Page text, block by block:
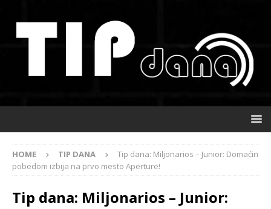
HOME TIP DANA
Tip dana: Miljonarios – Junior: Domaćin
pobedom izbija na prvo mesto Aperture!
Tip dana: Miljonarios – Junior: